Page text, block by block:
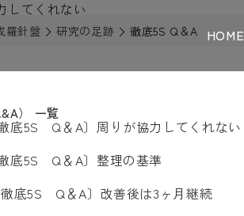
HOME
羅針盤 研究の足跡 徹底5S Q＆A
） 一覧
徹底5S Q＆A〕周りが協力してくれない
徹底5S Q＆A〕整理の基準
徹底5S Q＆A〕改善後は3ヶ月継続